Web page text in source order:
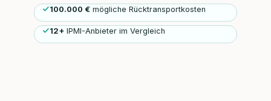
100.000 € mögliche Rücktransportkosten
12+ IPMI-Anbieter im Vergleich